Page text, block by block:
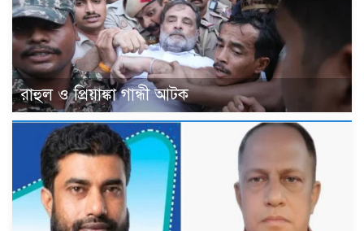
রাহুল ও প্রিয়াঙ্কা গান্ধী আটক